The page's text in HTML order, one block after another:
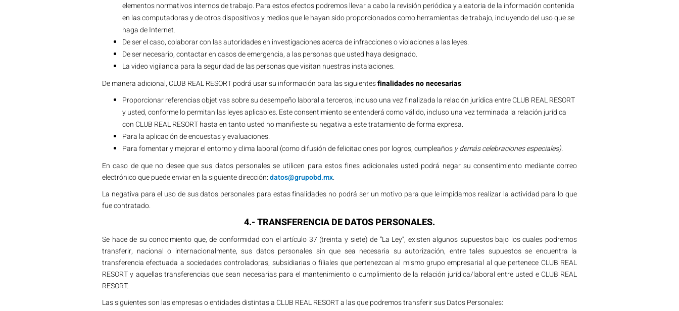
elementos normativos internos de trabajo. Para estos efectos podremos llevar a cabo la revisión periódica y aleatoria de la información contenida
en las computadoras y de otros dispositivos y medios que le hayan sido proporcionados como herramientas de trabajo, incluyendo del uso que se
haga de Internet.
De ser el caso, colaborar con las autoridades en investigaciones acerca de infracciones o violaciones a las leyes.
De ser necesario, contactar en casos de emergencia, a las personas que usted haya designado.
La video vigilancia para la seguridad de las personas que visitan nuestras instalaciones.
De manera adicional, CLUB REAL RESORT podrá usar su información para las siguientesfinalidades no necesarias:
Proporcionar referencias objetivas sobre su desempeño laboral a terceros, incluso una vez finalizada la relación jurídica entre CLUB REAL RESORT
y usted, conforme lo permitan las leyes aplicables. Este consentimiento se entenderá como válido, incluso una vez terminada la relación jurídica
con CLUB REAL RESORT hasta en tanto usted no manifieste su negativa a este tratamiento de forma expresa.
Para la aplicación de encuestas y evaluaciones.
Para fomentar y mejorar el entorno y clima laboral (como difusión de felicitaciones por logros, cumpleañosy demás celebracionesespeciales).
En caso de que no desee que sus datos personales se utilicen para estos fines adicionales usted podrá negar su consentimiento mediante correo
electrónico que puede enviar en la siguiente dirección:datos@grupobd.mx.
La negativa para el uso de sus datos personales para estas finalidades no podrá ser un motivo para que le impidamos realizar la actividad para lo que
fue contratado.
4.- TRANSFERENCIA DE DATOS PERSONALES.
Se hace de su conocimiento que, de conformidad con el artículo 37 (treinta y siete) de “La Ley”, existen algunos supuestos bajo los cuales podremos
transferir, nacional o internacionalmente, sus datos personales sin que sea necesaria su autorización, entre tales supuestos se encuentra la
transferencia efectuada a sociedades controladoras, subsidiarias o filiales que pertenezcan al mismo grupo empresarial al que pertenece CLUB REAL
RESORT y aquellas transferencias que sean necesarias para el mantenimiento o cumplimiento de la relación jurídica/laboral entre usted e CLUB REAL
RESORT.
Las siguientes son las empresas o entidades distintas a CLUB REAL RESORT a las que podremos transferir sus Datos Personales: